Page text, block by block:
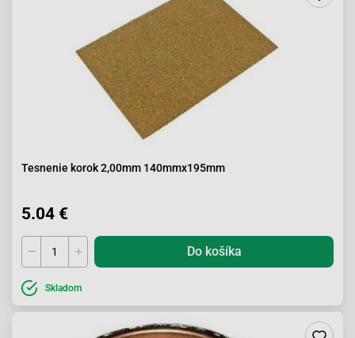
Tesnenie korok 2,00mm 140mmx195mm
5.04 €
Do košíka
Skladom